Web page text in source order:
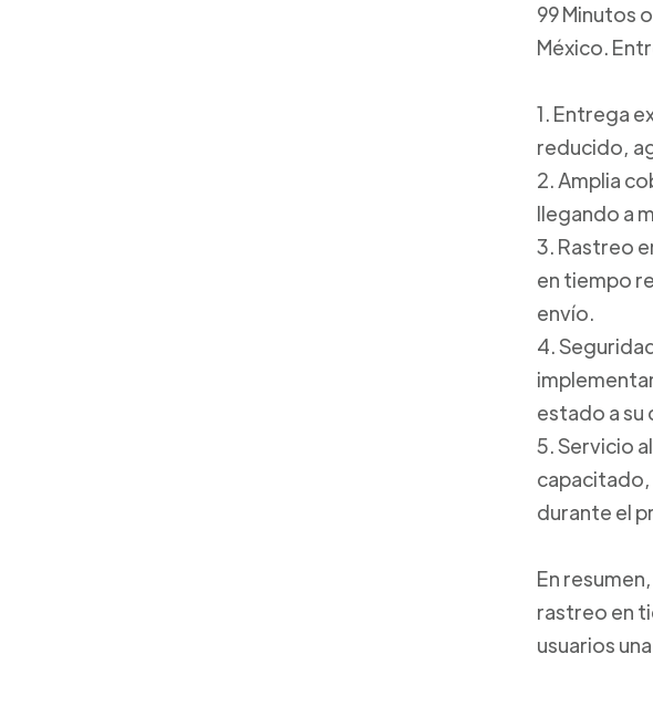
99 Minutos
México.
1. Entrega
reducido,
2. Amplia
llegando a
3. Rastreo
en tiempo
envío.
4.
estado a su
5. Servicio
capacitado,
durante el
En
rastreo en
usuarios